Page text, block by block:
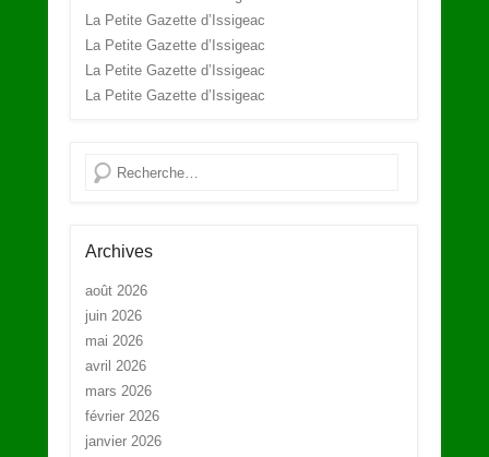
La Petite Gazette d’Issigeac
La Petite Gazette d’Issigeac
La Petite Gazette d’Issigeac
La Petite Gazette d’Issigeac
Recherche
Archives
août 2026
juin 2026
mai 2026
avril 2026
mars 2026
février 2026
janvier 2026